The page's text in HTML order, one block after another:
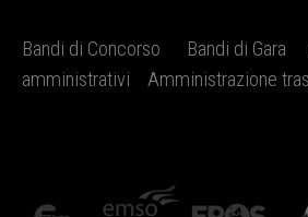
Bandi di Concorso Bandi di Gara
amministrativi
Amministrazione